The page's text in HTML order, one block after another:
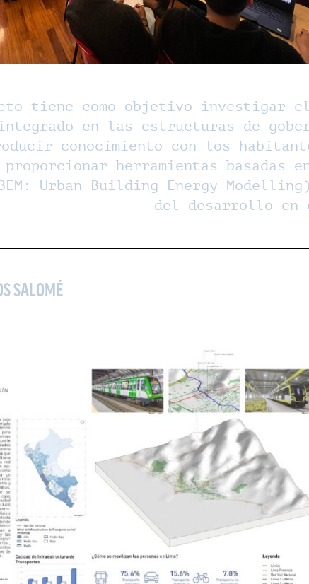
tiene como objetivo
en las estructuras de
conocimiento con los
herramientas basadas
Urban Building Energy
del desarrollo en
SALOMÉ